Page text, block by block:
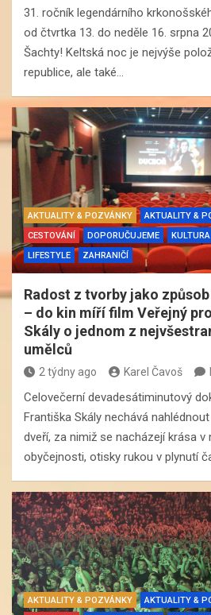
31. ročník legendárního
od čtvrtka 13. do neděle 16. srpna
Šachty! Keltská noc je nejvýše
republice, ale také…
AKTUALITY & POZVÁNKY AKTUALITY &
CESTOVÁNÍ
DOPORUČUJEME KULTURA
LIFESTYLE
ZAHRANIČÍ
Radost z tvorby jako
– do kin míří film Veřejný
Skály o jednom z
umělců
2 týdny ago Karel Čavoš
Celovečerní devadesátiminutový
Františka Skály nechává
dveří, za nimiž se nacházejí krása
obyčejnosti, otisky rukou v plynutí
AKTUALITY & POZVÁNKY AKTUALITY &